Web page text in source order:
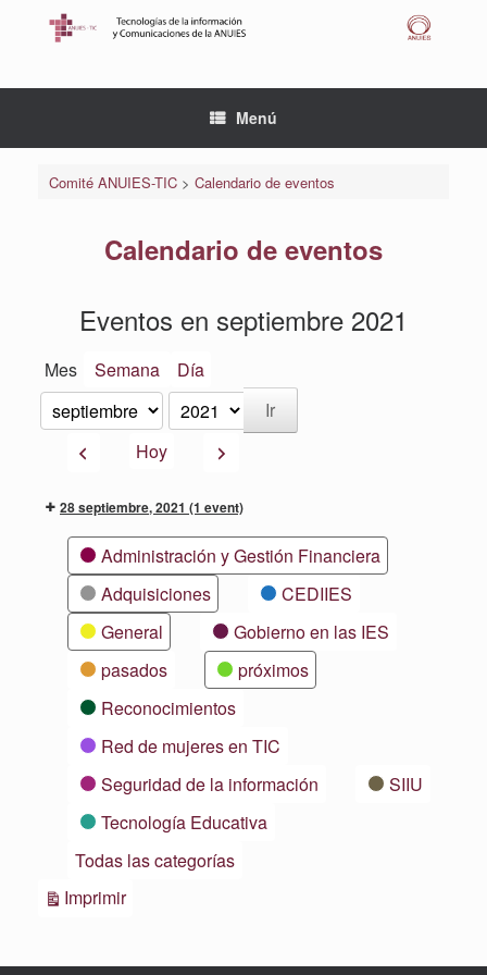
Menú
Comité ANUIES-TIC> Calendario de eventos
Calendario de eventos
Eventos en septiembre 2021
Mes Semana Día
Mes
Año
AnteriorHoy Siguiente
28 septiembre, 2021 (1 event)
CategoríasAdministración y Gestión Financiera
Adquisiciones
CEDIIES
General
Gobierno en las IES
pasados
próximos
Reconocimientos
Red de mujeres en TIC
Seguridad de la información
SIIU
Tecnología Educativa
Todas las categorías
ImprimirVistas